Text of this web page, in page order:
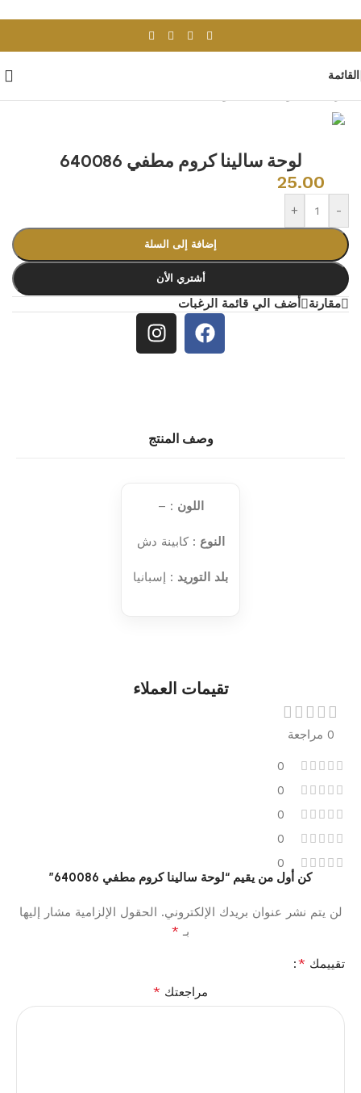
القائمة
لوحة سالينا كروم مطفي 640086
25.00
-
+
إضافة إلى السلة
أشتري الأن
مقارنة أضف الي قائمة الرغبات
وصف المنتج
اللون : –
النوع : كابينة دش
بلد التوريد : إسبانيا
تقيمات العملاء
0 مراجعة
0
0
0
0
0
كن أول من يقيم “لوحة سالينا كروم مطفي 640086”
لن يتم نشر عنوان بريدك الإلكتروني. الحقول الإلزامية مشار إليها
بـ *
تقييمك *
مراجعتك *